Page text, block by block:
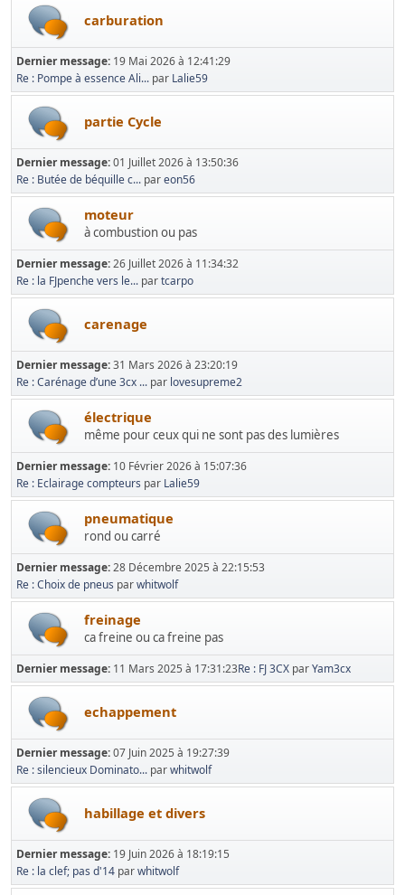
carburation
Dernier message: 19 Mai 2026 à 12:41:29
Re : Pompe à essence Ali... par Lalie59
partie Cycle
Dernier message:01 Juillet 2026 à 13:50:36
Re : Butée de béquille c... pareon56
moteur
à combustion ou pas
Dernier message:26 Juillet 2026 à 11:34:32
Re : la FJpenche vers le... partcarpo
carenage
Dernier message:31 Mars 2026 à 23:20:19
Re : Carénage d’une 3cx ... par lovesupreme2
électrique
même pour ceux qui ne sont pas des lumières
Dernier message: 10 Février 2026 à 15:07:36
Re : Eclairage compteurs par Lalie59
pneumatique
rond ou carré
Dernier message:28 Décembre 2025 à 22:15:53
Re : Choix de pneus parwhitwolf
freinage
ca freine ou ca freine pas
Dernier message: 11 Mars 2025 à 17:31:23Re : FJ 3CX parYam3cx
echappement
Dernier message:07 Juin 2025 à 19:27:39
Re : silencieux Dominato... parwhitwolf
habillage et divers
Dernier message: 19 Juin 2026 à 18:19:15
Re : la clef; pas d'14 parwhitwolf